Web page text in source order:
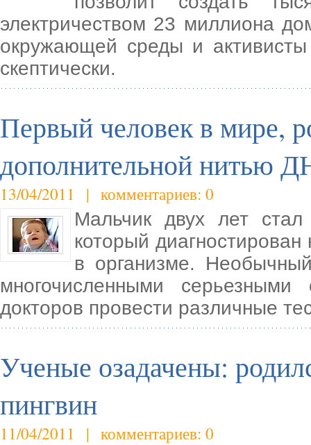
электричеством 23 миллиона
окружающей среды и
скептически.
Первый человек в мире,
дополнительной нитью
13/04/2011 | комментариев: 0
Мальчик двух лет
который
в организме.
многочисленными серьезными
докторов провести различные
Ученые озадачены:
пингвин
11/04/2011 | комментариев: 0